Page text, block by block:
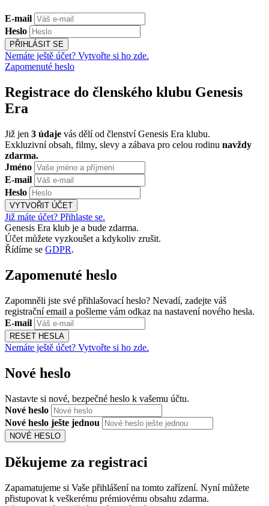
E-mail
Heslo
PŘIHLÁSIT SE
Nemáte ještě účet? Vytvořte si ho zde.
Zapomenuté heslo
Registrace do členského klubu Genesis
Era
Již jen 3 údaje vás dělí od členství Genesis Era klubu.
Exkluzivní obsah, filmy, slevy a zábava pro celou rodinu navždy
zdarma.
Jméno
E-mail
Heslo
VYTVOŘIT ÚČET
Již máte účet? Přihlaste se.
Genesis Era klub je a bude zdarma.
Účet můžete vyzkoušet a kdykoliv zrušit.
Řídíme se GDPR.
Zapomenuté heslo
Zapomněli jste své přihlašovací heslo? Nevadí, zadejte váš
registrační email a pošleme vám odkaz na nastavení nového hesla.
E-mail
RESET HESLA
Nemáte ještě účet? Vytvořte si ho zde.
Nové heslo
Nastavte si nové, bezpečné heslo k vašemu účtu.
Nové heslo
Nové heslo ješte jednou
NOVÉ HESLO
Děkujeme za registraci
Zapamatujeme si Vaše přihlášení na tomto zařízení. Nyní můžete
přistupovat k veškerému prémiovému obsahu zdarma.